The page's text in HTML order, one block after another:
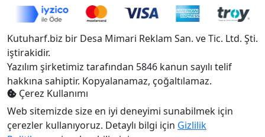
Kutuharf.biz bir Desa Mimari Reklam San. ve Tic. Ltd. Şti.
iştirakidir.
Yazılım şirketimiz tarafından 5846 kanun sayılı telif
hakkına sahiptir. Kopyalanamaz, çoğaltılamaz.
Çerez Kullanımı
Web sitemizde size en iyi deneyimi sunabilmek için
çerezler kullanıyoruz. Detaylı bilgi için Gizlilik